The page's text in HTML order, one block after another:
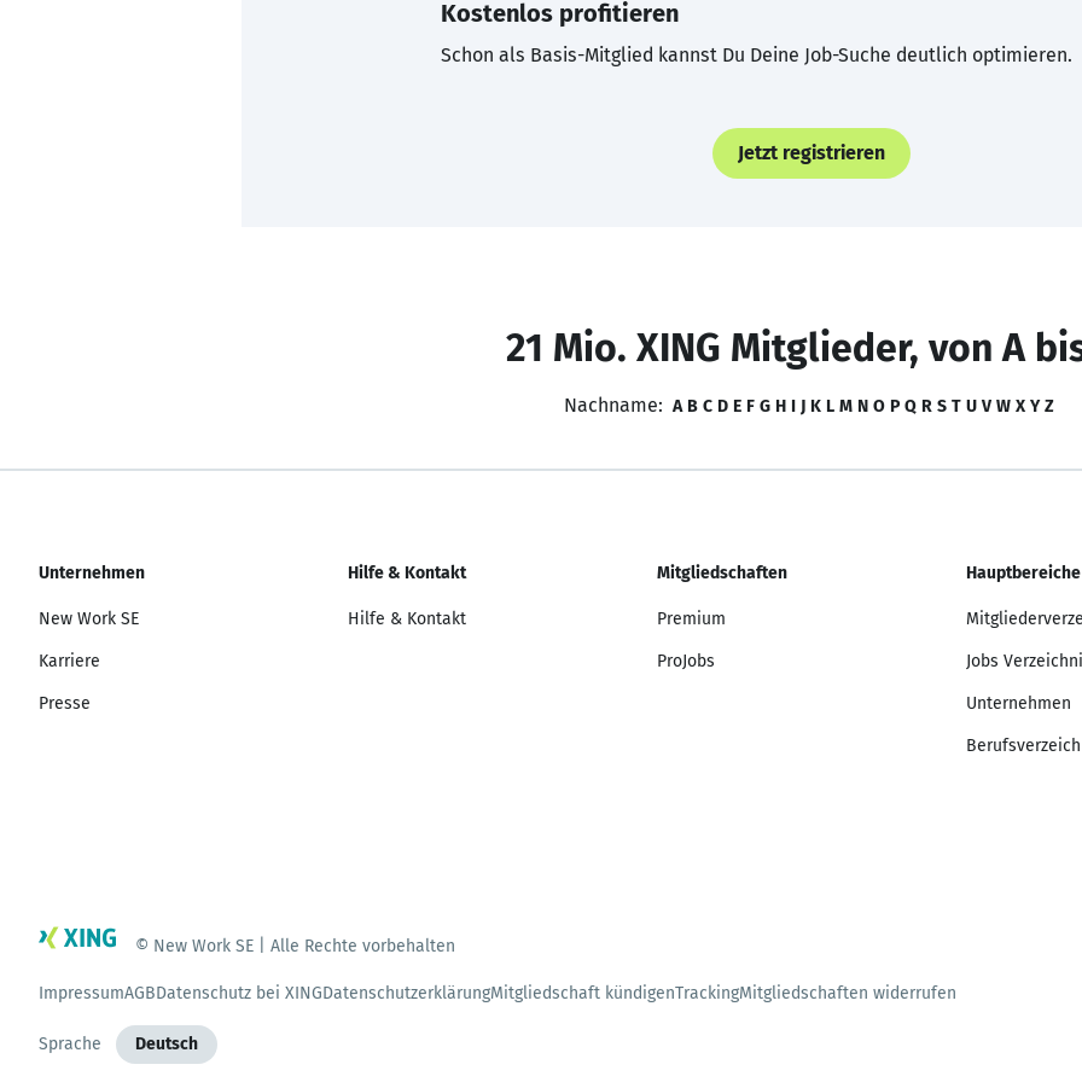
Kostenlos profitieren
Schon als Basis-Mitglied kannst Du Deine Job-Suche deutlich optimieren.
Jetzt registrieren
21 Mio. XING Mitglieder, von A
Nachname: A B C D E F G H I J K L M N O P Q R S T U V W X Y Z
Unternehmen
New Work SE
Karriere
Presse
Hilfe & Kontakt
Hilfe & Kontakt
Mitgliedschaften
Premium
ProJobs
Hauptbereiche
Jobs
Unternehmen
© New Work SE | Alle Rechte vorbehalten
ImpressumAGBDatenschutz bei XINGDatenschutzerklärungMitgliedschaft kündigenTrackingMitgliedschaften widerrufen
Sprache Deutsch